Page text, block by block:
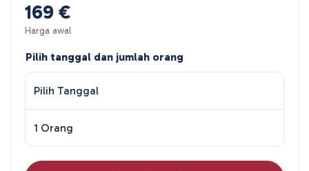
169 €
Harga awal
Pilih tanggal dan jumlah orang
Pilih Tanggal
1 Orang